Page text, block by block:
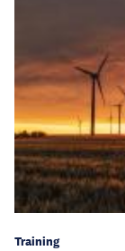
Training